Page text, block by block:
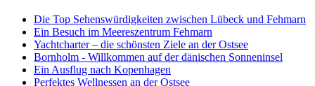
Die Top Sehenswürdigkeiten zwischen Lübeck und Fehmarn
Ein Besuch im Meereszentrum Fehmarn
Yachtcharter – die schönsten Ziele an der Ostsee
Bornholm - Willkommen auf der dänischen Sonneninsel
Ein Ausflug nach Kopenhagen
Perfektes Wellnessen an der Ostsee